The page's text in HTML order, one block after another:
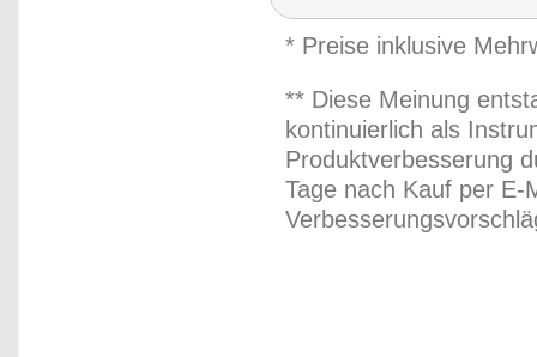
* Preise inklusive
** Diese Meinung
kontinuierlich als
Produktverbesserung
Tage nach Kauf per E-